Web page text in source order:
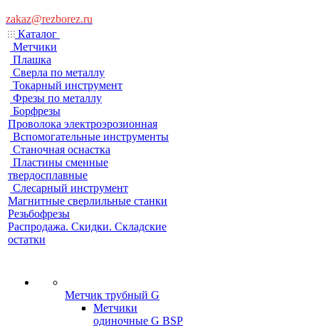
zakaz@rezborez.ru
Каталог
Метчики
Плашка
Сверла по металлу
Токарный инструмент
Фрезы по металлу
Борфрезы
Проволока электроэрозионная
Вспомогательные инструменты
Станочная оснастка
Пластины сменные
твердосплавные
Слесарный инструмент
Магнитные сверлильные станки
Резьбофрезы
Распродажа. Скидки. Складские
остатки
Метчик трубный G
Метчики
одиночные G BSP